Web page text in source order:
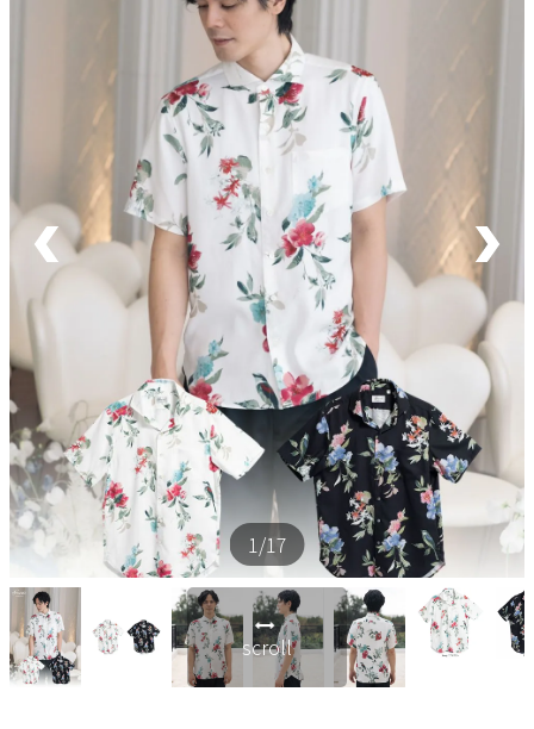
ペア商品
ランキング
新商品
再入荷商品
アウトレット
サイズから探す
レーベルから探す
1 /17
scroll